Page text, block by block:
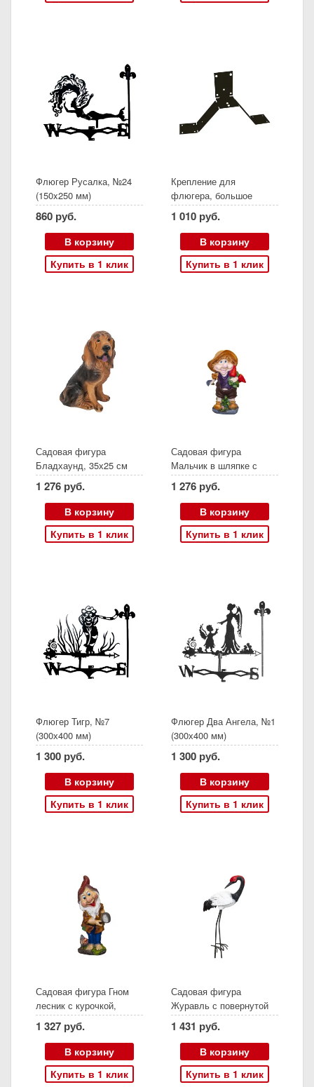
Флюгер Русалка, №24
(150x250 мм)
860 руб.
В корзину
Купить в 1 клик
Крепление для
флюгера, большое
1 010 руб.
В корзину
Купить в 1 клик
Садовая фигура
Бладхаунд, 35х25 см
1 276 руб.
В корзину
Купить в 1 клик
Садовая фигура
Мальчик в шляпке с
морковкой, 18х33 см
1 276 руб.
В корзину
Купить в 1 клик
Флюгер Тигр, №7
(300х400 мм)
1 300 руб.
В корзину
Купить в 1 клик
Флюгер Два Ангела, №1
(300х400 мм)
1 300 руб.
В корзину
Купить в 1 клик
Садовая фигура Гном
лесник с курочкой,
44х23 см
1 327 руб.
В корзину
Купить в 1 клик
Садовая фигура
Журавль с повернутой
шеей на железных
ногах, 75х30 см
1 431 руб.
В корзину
Купить в 1 клик